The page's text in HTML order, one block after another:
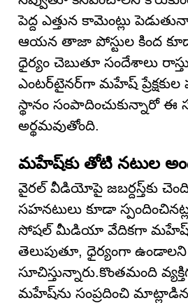
పెద్ద ఎత్తున కామెంట్లు
ఆయన తాజా పోస్టుల కింద
ధైర్యం చెబుతూ సందేశాలు
ఎంటర్‌టైనర్‌గా మహేష్
స్థానం సంపాదించుకున్నారో ఈ
అర్థమవుతోంది.
మహేష్‌కు తోటి నటుల
వైరల్ వీడియోపై జబర్దస్త్‌కు
సహనటులు కూడా
సోషల్ మీడియా వేదికగా
తెలుపుతూ, ధైర్యంగా ఉండాలని
సూచిస్తున్నారు.కొంతమంది
మహేష్‌ను సంప్రదించి